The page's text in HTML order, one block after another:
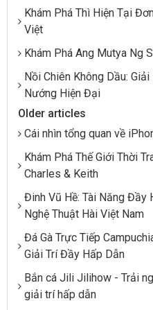
Khám Phá Thì Hiện Tại
Việt
Khám Phá Ang Mutya Ng
Nồi Chiên Không Dầu:
Nướng Hiện Đại
Older articles
Cái nhìn tổng quan về
Khám Phá Thế Giới Thời
Charles & Keith
Đinh Vũ Hề: Tài Năng Đầy
Nghệ Thuật Hài Việt Nam
Đá Gà Trực Tiếp
Giải Trí Đầy Hấp Dẫn
Bắn cá Jili Jilihow - Trải
giải trí hấp dẫn